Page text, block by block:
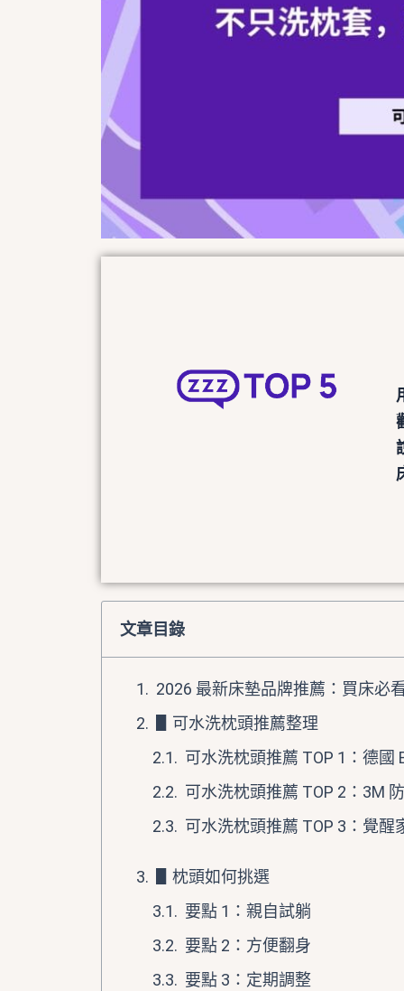
文章目錄
2026 最新床墊品牌推薦：買床必
▋可水洗枕頭推薦整理
可水洗枕頭推薦 TOP 1：德國
可水洗枕頭推薦 TOP 2：3M
可水洗枕頭推薦 TOP 3：覺醒
▋枕頭如何挑選
要點 1：親自試躺
要點 2：方便翻身
要點 3：定期調整